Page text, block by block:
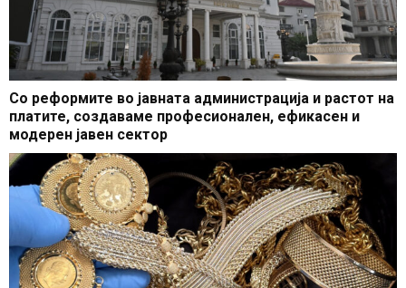
Со реформите во јавната администрација и растот на
платите, создаваме професионален, ефикасен и
модерен јавен сектор